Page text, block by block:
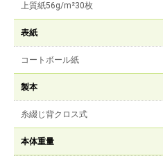
上質紙56g/m²30枚
表紙
コートボール紙
製本
糸綴じ背クロス式
本体重量